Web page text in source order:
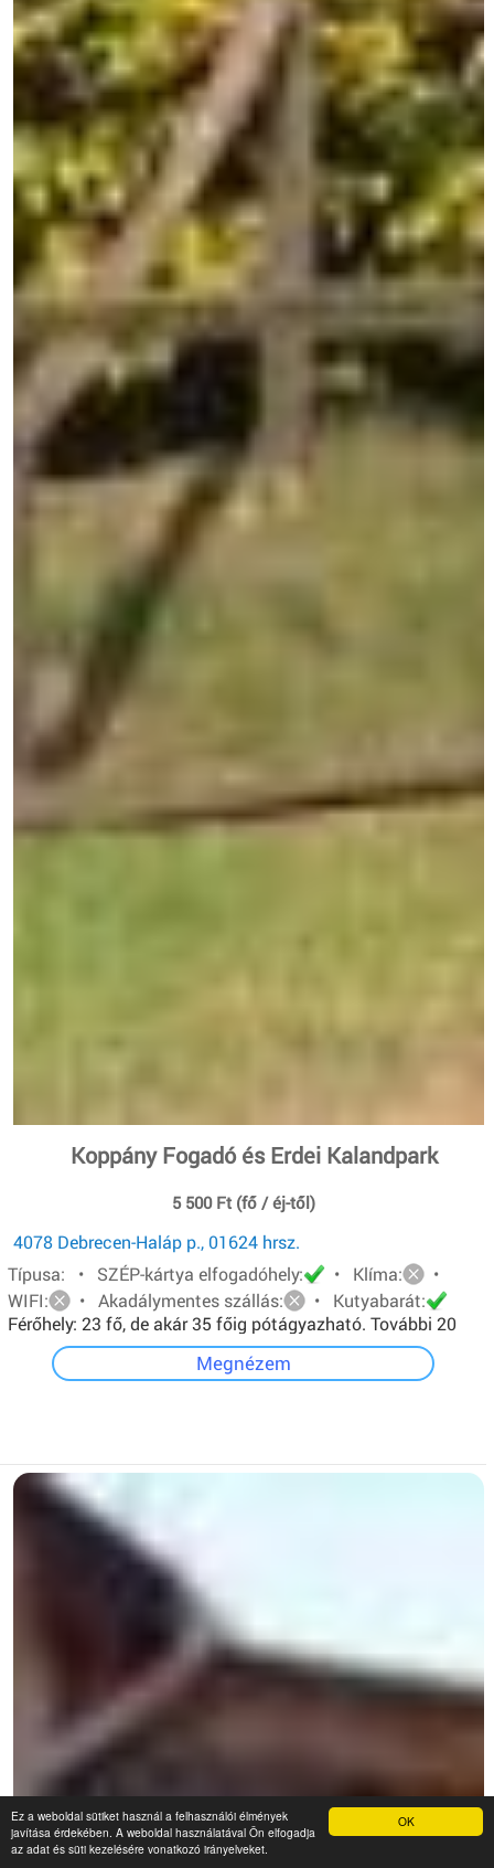
OK
Ez a weboldal sütiket használ a felhasználói élmények
javítása érdekében. A weboldal használatával Ön elfogadja
az adat és süti kezelésére vonatkozó irányelveket.
Koppány Fogadó és Erdei Kalandpark
5 500 Ft (fő / éj-től)
4078 Debrecen-Haláp p., 01624 hrsz.
Típusa: • SZÉP-kártya elfogadóhely:
• Klíma:
•
WIFI:
• Akadálymentes szállás:
• Kutyabarát:
Férőhely: 23 fő, de akár 35 főig pótágyazható. További 20
főt pedig sátorban tudunk elhelyezni.
Megnézem